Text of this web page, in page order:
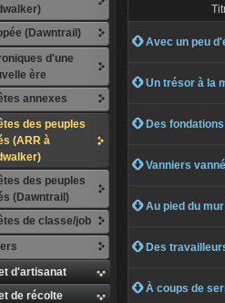
(Dawntrail)
d'une
ère
annexes
des peuples
(ARR à
des peuples
(Dawntrail)
de classe/job
d'artisanat
de récolte
 Avec un peu
 Un trésor à la
 Des
 Vanniers
 Au pied du mur
 Des
 À coups de